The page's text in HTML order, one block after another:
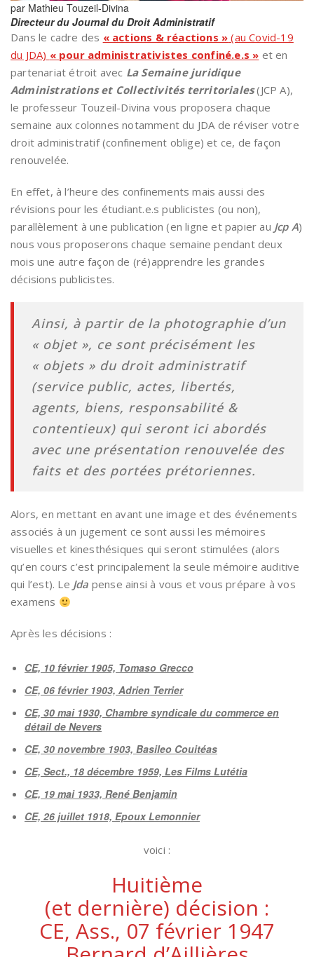
par Mathieu Touzeil-Divina
Directeur du Journal du Droit Administratif
Dans le cadre des « actions & réactions » (au Covid-19
du JDA) « pour administrativistes confiné.e.s » et en
partenariat étroit avec La Semaine juridique
Administrations et Collectivités territoriales(JCP A),
le professeur Touzeil-Divina vous proposera chaque
semaine aux colonnes notamment du JDA de réviser votre
droit administratif (confinement oblige) et ce, de façon
renouvelée.
En effet, à l’heure des confinements mais aussi des
révisions pour les étudiant.e.s publicistes (ou non),
parallèlement à une publication (en ligne et papier au Jcp A)
nous vous proposerons chaque semaine pendant deux
mois une autre façon de (ré)apprendre les grandes
décisions publicistes.
Ainsi, à partir de la photographie d’un
« objet », ce sont précisément les
« objets » du droit administratif
(service public, actes, libertés,
agents, biens, responsabilité &
contentieux) qui seront ici abordés
avec une présentation renouvelée des
faits et des portées prétoriennes.
Alors, en mettant en avant une image et des événements
associés à un jugement ce sont aussi les mémoires
visuelles et kinesthésiques qui seront stimulées (alors
qu’en cours c’est principalement la seule mémoire auditive
qui l’est). Le Jda pense ainsi à vous et vous prépare à vos
examens
Après les décisions :
CE, 10 février 1905, Tomaso Grecco
CE, 06 février 1903, Adrien Terrier
CE, 30 mai 1930, Chambre syndicale du commerce en
détail de Nevers
CE, 30 novembre 1903, Basileo Couitéas
CE, Sect., 18 décembre 1959, Les Films Lutétia
CE, 19 mai 1933, René Benjamin
CE, 26 juillet 1918, Epoux Lemonnier
voici :
Huitième
(et dernière) décision :
CE, Ass., 07 février 1947